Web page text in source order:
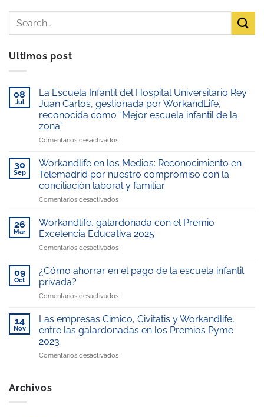
Ultimos post
08
Jul
La Escuela Infantil del Hospital Universitario Rey
Juan Carlos, gestionada por WorkandLife,
reconocida como “Mejor escuela infantil de la
zona”
Comentarios desactivadosen
Escuela
Infantil
del
Hospital
Universitario
Juan
Carlos,
gestionada
por
reconocida
como
escuela
de
la
30
Sep
Workandlife en los Medios: Reconocimiento en
Telemadrid por nuestro compromiso con la
conciliación laboral y familiar
Comentarios desactivadosen
en
los
Medios:
Reconocimiento
Telemadrid
compromiso
la
conciliación
familiar
26
Mar
Workandlife, galardonada con el Premio
Excelencia Educativa 2025
Comentarios desactivadosen
galardonada
con
Premio
Educativa
2025
09
Oct
¿Cómo ahorrar en el pago de la escuela infantil
privada?
Comentarios desactivadosen
ahorrar
en
el
de
14
Nov
Las empresas Cimico, Civitatis y Workandlife,
entre las galardonadas en los Premios Pyme
2023
Comentarios desactivadosen
Archivos